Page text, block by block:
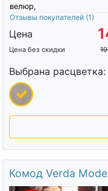
велюр,
Отзывы покупателей (1)
Цена
Цена без скидки
Выбрана расцветка:
Комод Verda